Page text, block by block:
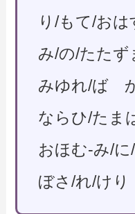
り/もて/お
み/の/たた
みゆれ/ば
ならひ/た
おほむ-み/
ぼさ/れ/けり